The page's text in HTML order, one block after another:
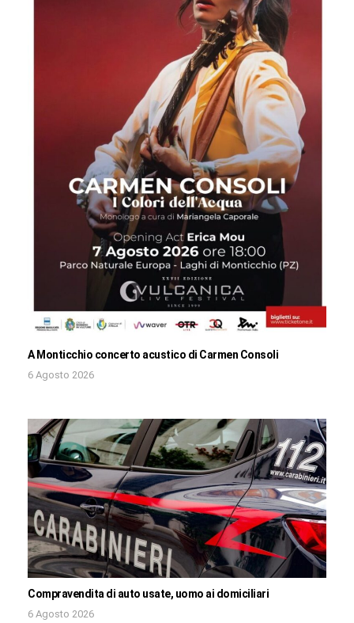
A Monticchio concerto acustico di Carmen Consoli
6 Agosto 2026
Compravendita di auto usate, uomo ai domiciliari
6 Agosto 2026